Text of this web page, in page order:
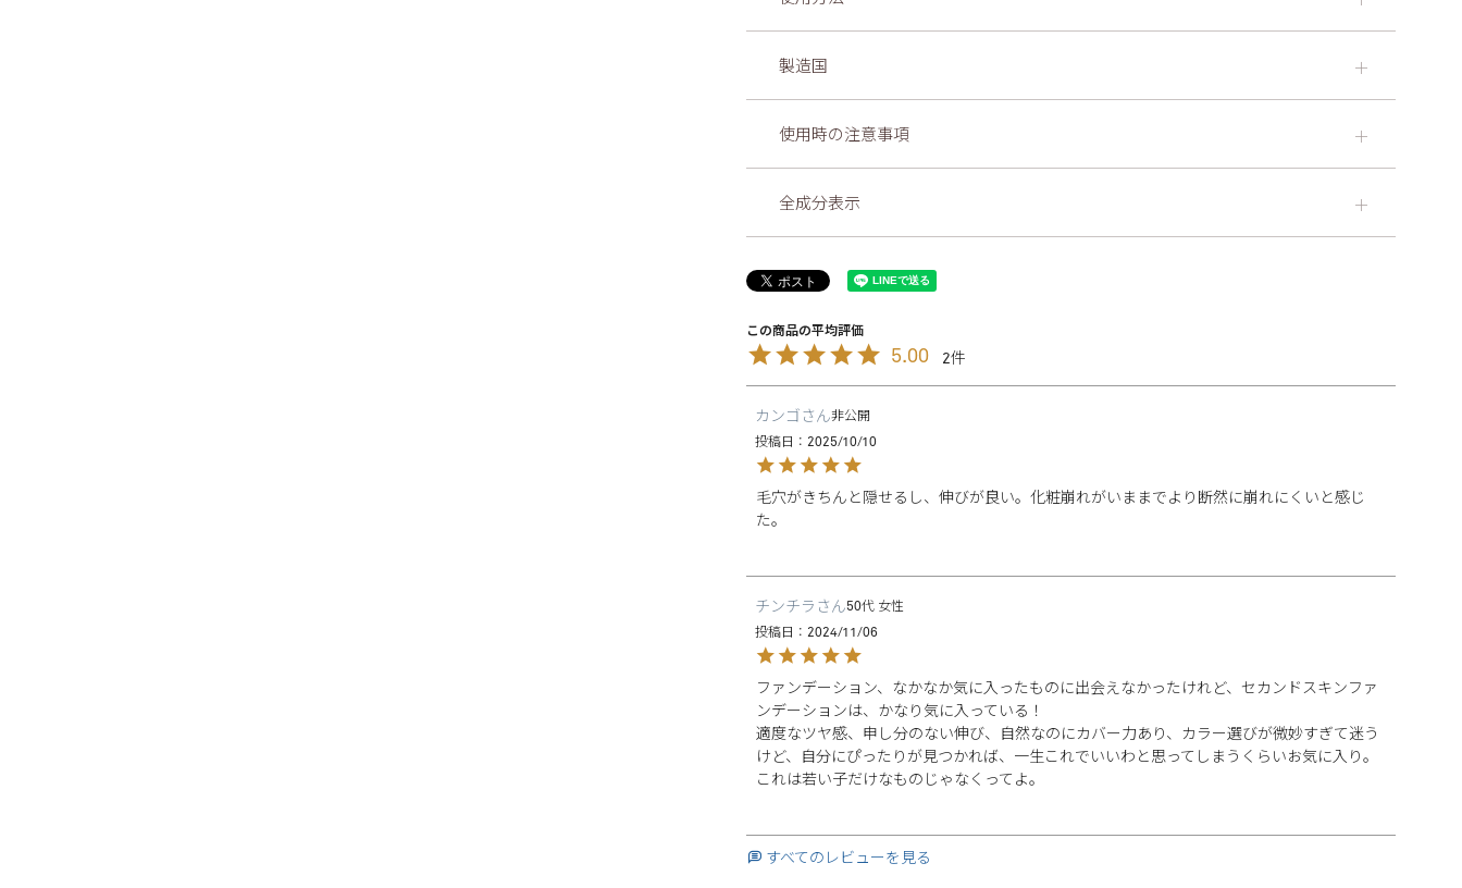
製造国 ＋
使用時の注意事項 ＋
全成分表示 ＋
5.00 2
カンゴ
非公開
投稿日
2025/10/10
毛穴がきちんと隠せるし、伸びが良い。化粧崩れがいままでより断然に崩れにくいと感じ
た。
チンチラ 50代 女性
投稿日
2024/11/06
ファンデーション、なかなか気に入ったものに出会えなかったけれど、セカンドスキンファ
ンデーションは、かなり気に入っている！
適度なツヤ感、申し分のない伸び、自然なのにカバー力あり、カラー選びが微妙すぎて迷う
けど、自分にぴったりが見つかれば、一生これでいいわと思ってしまうくらいお気に入り。
これは若い子だけなものじゃなくってよ。
すべてのレビューを見る